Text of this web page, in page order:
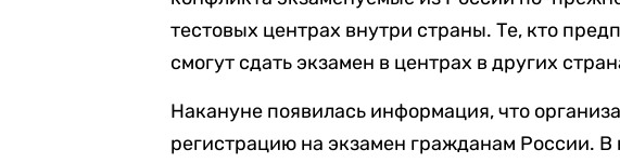
тестовых центрах внутри страны. Те, кто
смогут сдать экзамен в центрах в других
Накануне появилась информация, что
регистрацию на экзамен гражданам России. В